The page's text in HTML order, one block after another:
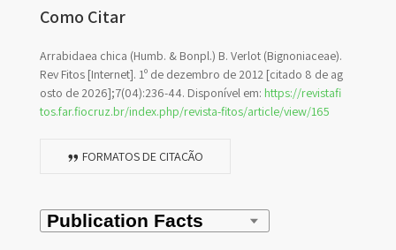
Como Citar
Arrabidaea chica (Humb. & Bonpl.) B. Verlot (Bignoniaceae).
Rev Fitos [Internet]. 1º de dezembro de 2012 [citado 8 de ag
osto de 2026];7(04):236-44. Disponível em: https://revistafi
tos.far.fiocruz.br/index.php/revista-fitos/article/view/165
FORMATOS DE CITAÇÃO